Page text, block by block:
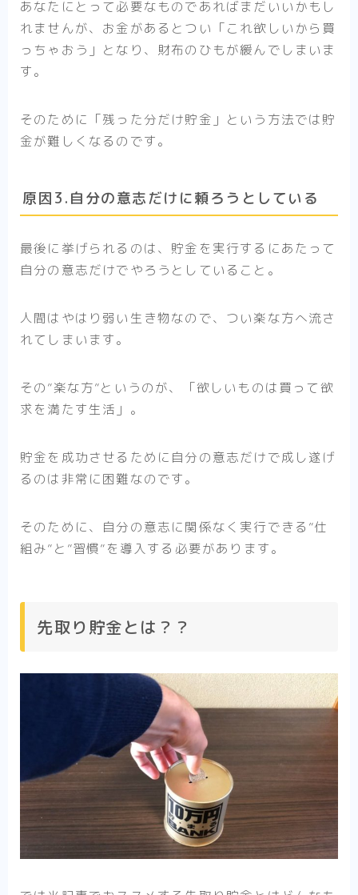
あなたにとって必要なものであればまだいいかもし
れませんが、お金があるとつい「これ欲しいから買
っちゃおう」となり、財布のひもが緩んでしまいま
す。
そのために「残った分だけ貯金」という方法では貯
金が難しくなるのです。
原因3.自分の意志だけに頼ろうとしている
最後に挙げられるのは、貯金を実行するにあたって
自分の意志だけでやろうとしていること。
人間はやはり弱い生き物なので、つい楽な方へ流さ
れてしまいます。
その”楽な方”というのが、「欲しいものは買って欲
求を満たす生活」。
貯金を成功させるために自分の意志だけで成し遂げ
るのは非常に困難なのです。
そのために、自分の意志に関係なく実行できる”仕
組み”と”習慣”を導入する必要があります。
先取り貯金とは？？